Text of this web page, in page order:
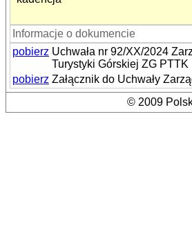
Informacje o dokumencie
pobierz Uchwała nr 92/XX/2024
Turystyki Górskiej ZG PTTK
pobierz Załącznik do Uchwały
© 2009